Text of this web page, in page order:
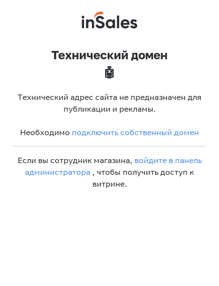
Технический домен
🤖
Технический адрес сайта не предназначен для
публикации и рекламы.
Необходимо подключить собственный домен
Если вы сотрудник магазина, войдите в панель
администратора , чтобы получить доступ к
витрине.